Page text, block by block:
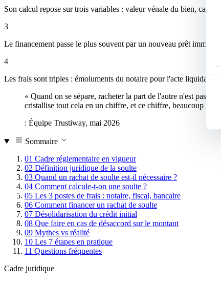
Son calcul repose sur trois variables : valeur vénale du bien,
3
Le financement passe le plus souvent par un nouveau prêt
4
Les frais sont triples : émoluments du notaire pour l'acte liquidatif
« Quand on se sépare, racheter la part de l'autre n'est pas
cristallise tout cela en un chiffre, et ce chiffre, beaucoup de
: Équipe Trustiway, mai 2026
Sommaire
01 Cadre réglementaire en vigueur
02 Définition juridique de la soulte
03 Quand un rachat de soulte est-il nécessaire ?
04 Comment calcule-t-on une soulte ?
05 Les 3 postes de frais : notaire, fiscal, bancaire
06 Comment financer un rachat de soulte
07 Désolidarisation du crédit initial
08 Que faire en cas de désaccord sur le montant
09 Mythes vs réalité
10 Les 7 étapes en pratique
11 Questions fréquentes
Cadre juridique